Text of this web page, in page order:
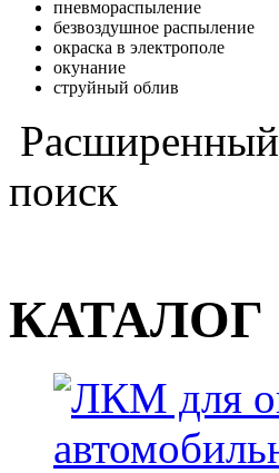
пневмораспыление
безвоздушное распыление
окраска в электрополе
окунание
струйный облив
Расширенный
поиск
КАТАЛОГ